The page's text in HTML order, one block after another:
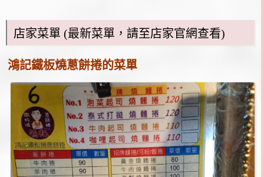
店家菜單 (最新菜單，請至店家官網查看)
鴻記鐵板燒蔥餅捲的菜單